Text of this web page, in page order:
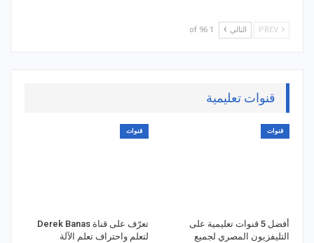
التالي 1 of 96
قنوات تعليمية
قنوات
أفضل 5 قنوات تعليمية على
التليفزيون المصري لجميع
قنوات
تعرّف على قناة Derek Banas
لتعلم واحتراف تعلم الآلة